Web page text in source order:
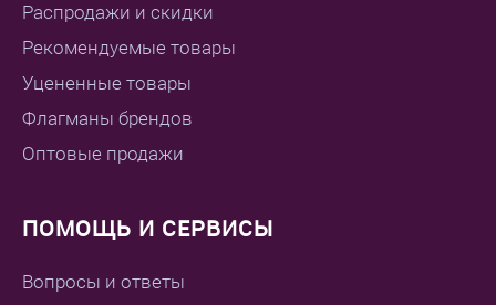
Распродажи и скидки
Рекомендуемые товары
Уцененные товары
Флагманы брендов
Оптовые продажи
ПОМОЩЬ И СЕРВИСЫ
Вопросы и ответы